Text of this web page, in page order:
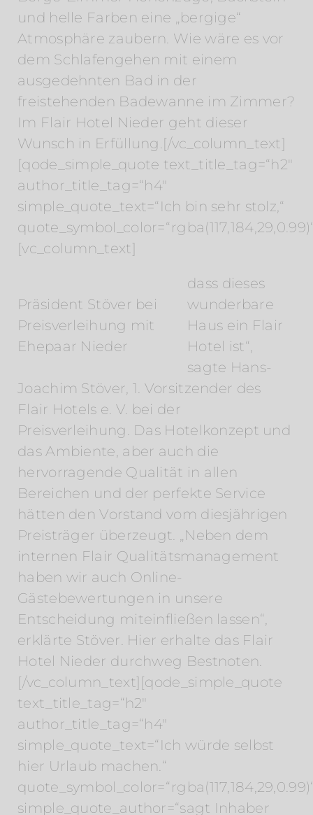
und helle Farben eine „bergige“
Atmosphäre zaubern. Wie wäre es vor
dem Schlafengehen mit einem
ausgedehnten Bad in der
freistehenden Badewanne im Zimmer?
Im Flair Hotel Nieder geht dieser
Wunsch in Erfüllung.[/vc_column_text]
[qode_simple_quote text_title_tag=“h2″
author_title_tag=“h4″
simple_quote_text=“Ich bin sehr stolz,“
[vc_column_text]
Präsident Stöver bei
Preisverleihung mit
Ehepaar Nieder
dass dieses
wunderbare
Haus ein Flair
Hotel ist“,
sagte Hans-
Joachim Stöver, 1. Vorsitzender des
Flair Hotels e. V. bei der
Preisverleihung. Das Hotelkonzept und
das Ambiente, aber auch die
hervorragende Qualität in allen
Bereichen und der perfekte Service
hätten den Vorstand vom diesjährigen
Preisträger überzeugt. „Neben dem
internen Flair Qualitätsmanagement
haben wir auch Online-
Gästebewertungen in unsere
Entscheidung miteinfließen lassen“,
erklärte Stöver. Hier erhalte das Flair
Hotel Nieder durchweg Bestnoten.
[/vc_column_text][qode_simple_quote
text_title_tag=“h2″
author_title_tag=“h4″
simple_quote_text=“Ich würde selbst
hier Urlaub machen.“
simple_quote_author=“sagt Inhaber